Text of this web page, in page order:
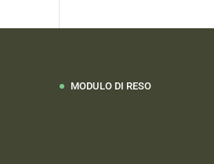
MODULO DI RESO